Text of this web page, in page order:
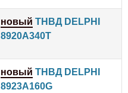
новый ТНВД DELPHI
8920A340T
новый ТНВД DELPHI
8923A160G